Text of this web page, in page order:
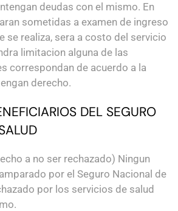
deudas con el mismo. En
sometidas a examen de ingreso
se realiza, sera a costo del servicio
limitacion alguna de las
correspondan de acuerdo a la
derecho.
DEL SEGURO
a no ser rechazado) Ningun
por el Seguro Nacional de
por los servicios de salud